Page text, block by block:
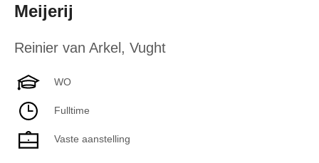
Meijerij
Reinier van Arkel , Vught
WO
Fulltime
Vaste aanstelling